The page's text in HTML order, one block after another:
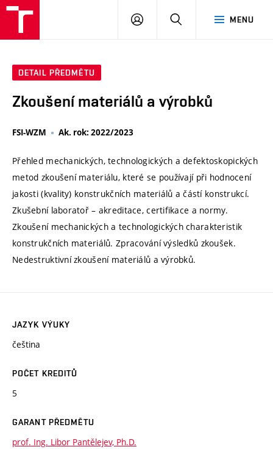
MENU
PŘIHLÁSIT
DETAIL PŘEDMĚTU
Zkoušení materiálů a výrobků
FSI-WZM Ak. rok: 2022/2023
Přehled mechanických, technologických a defektoskopických
metod zkoušení materiálu, které se používají při hodnocení
jakosti (kvality) konstrukčních materiálů a částí konstrukcí.
Zkušební laboratoř – akreditace, certifikace a normy.
Zkoušení mechanických a technologických charakteristik
konstrukčních materiálů. Zpracování výsledků zkoušek.
Nedestruktivní zkoušení materiálů a výrobků.
JAZYK VÝUKY
čeština
POČET KREDITŮ
5
GARANT PŘEDMĚTU
prof. Ing. Libor Pantělejev, Ph.D.